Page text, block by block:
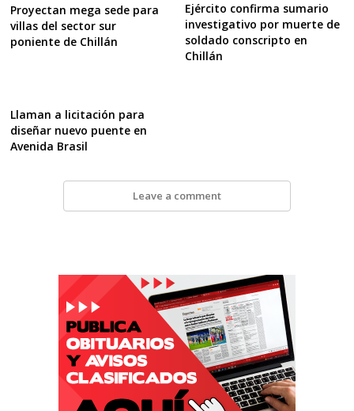
Proyectan mega sede para
villas del sector sur
poniente de Chillán
Ejército confirma sumario
investigativo por muerte de
soldado conscripto en
Chillán
Llaman a licitación para
diseñar nuevo puente en
Avenida Brasil
Leave a comment